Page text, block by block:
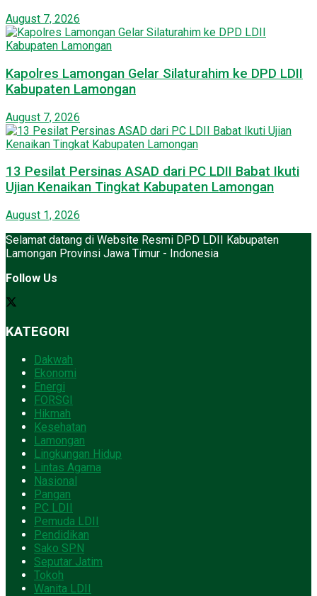
August 7, 2026
Kapolres Lamongan Gelar Silaturahim ke DPD LDII
Kabupaten Lamongan
August 7, 2026
13 Pesilat Persinas ASAD dari PC LDII Babat Ikuti
Ujian Kenaikan Tingkat Kabupaten Lamongan
August 1, 2026
Selamat datang di Website Resmi DPD LDII Kabupaten
Lamongan Provinsi Jawa Timur - Indonesia
Follow Us
KATEGORI
Dakwah
Ekonomi
Energi
FORSGI
Hikmah
Kesehatan
Lamongan
Lingkungan Hidup
Lintas Agama
Nasional
Pangan
PC LDII
Pemuda LDII
Pendidikan
Sako SPN
Seputar Jatim
Tokoh
Wanita LDII